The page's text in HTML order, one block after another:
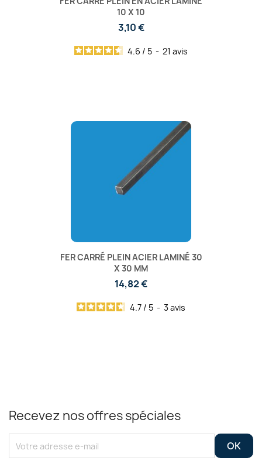
10 X 10
3,10 €
4.6 / 5 - 21 avis
FER CARRÉ PLEIN ACIER LAMINÉ 30
X 30 MM
14,82 €
4.7 / 5 - 3avis
Recevez nos offres spéciales